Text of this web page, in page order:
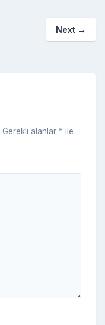
er
Next →
Gerekli alanlar * ile